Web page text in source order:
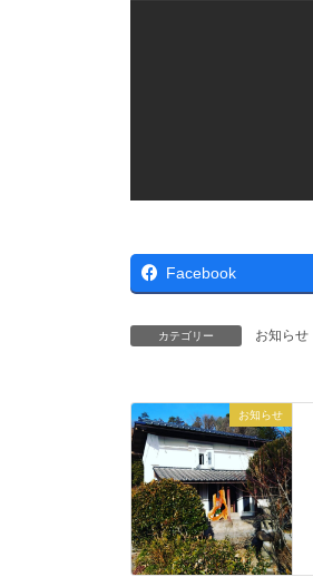
Facebook
カテゴリー お知らせ
お知らせ